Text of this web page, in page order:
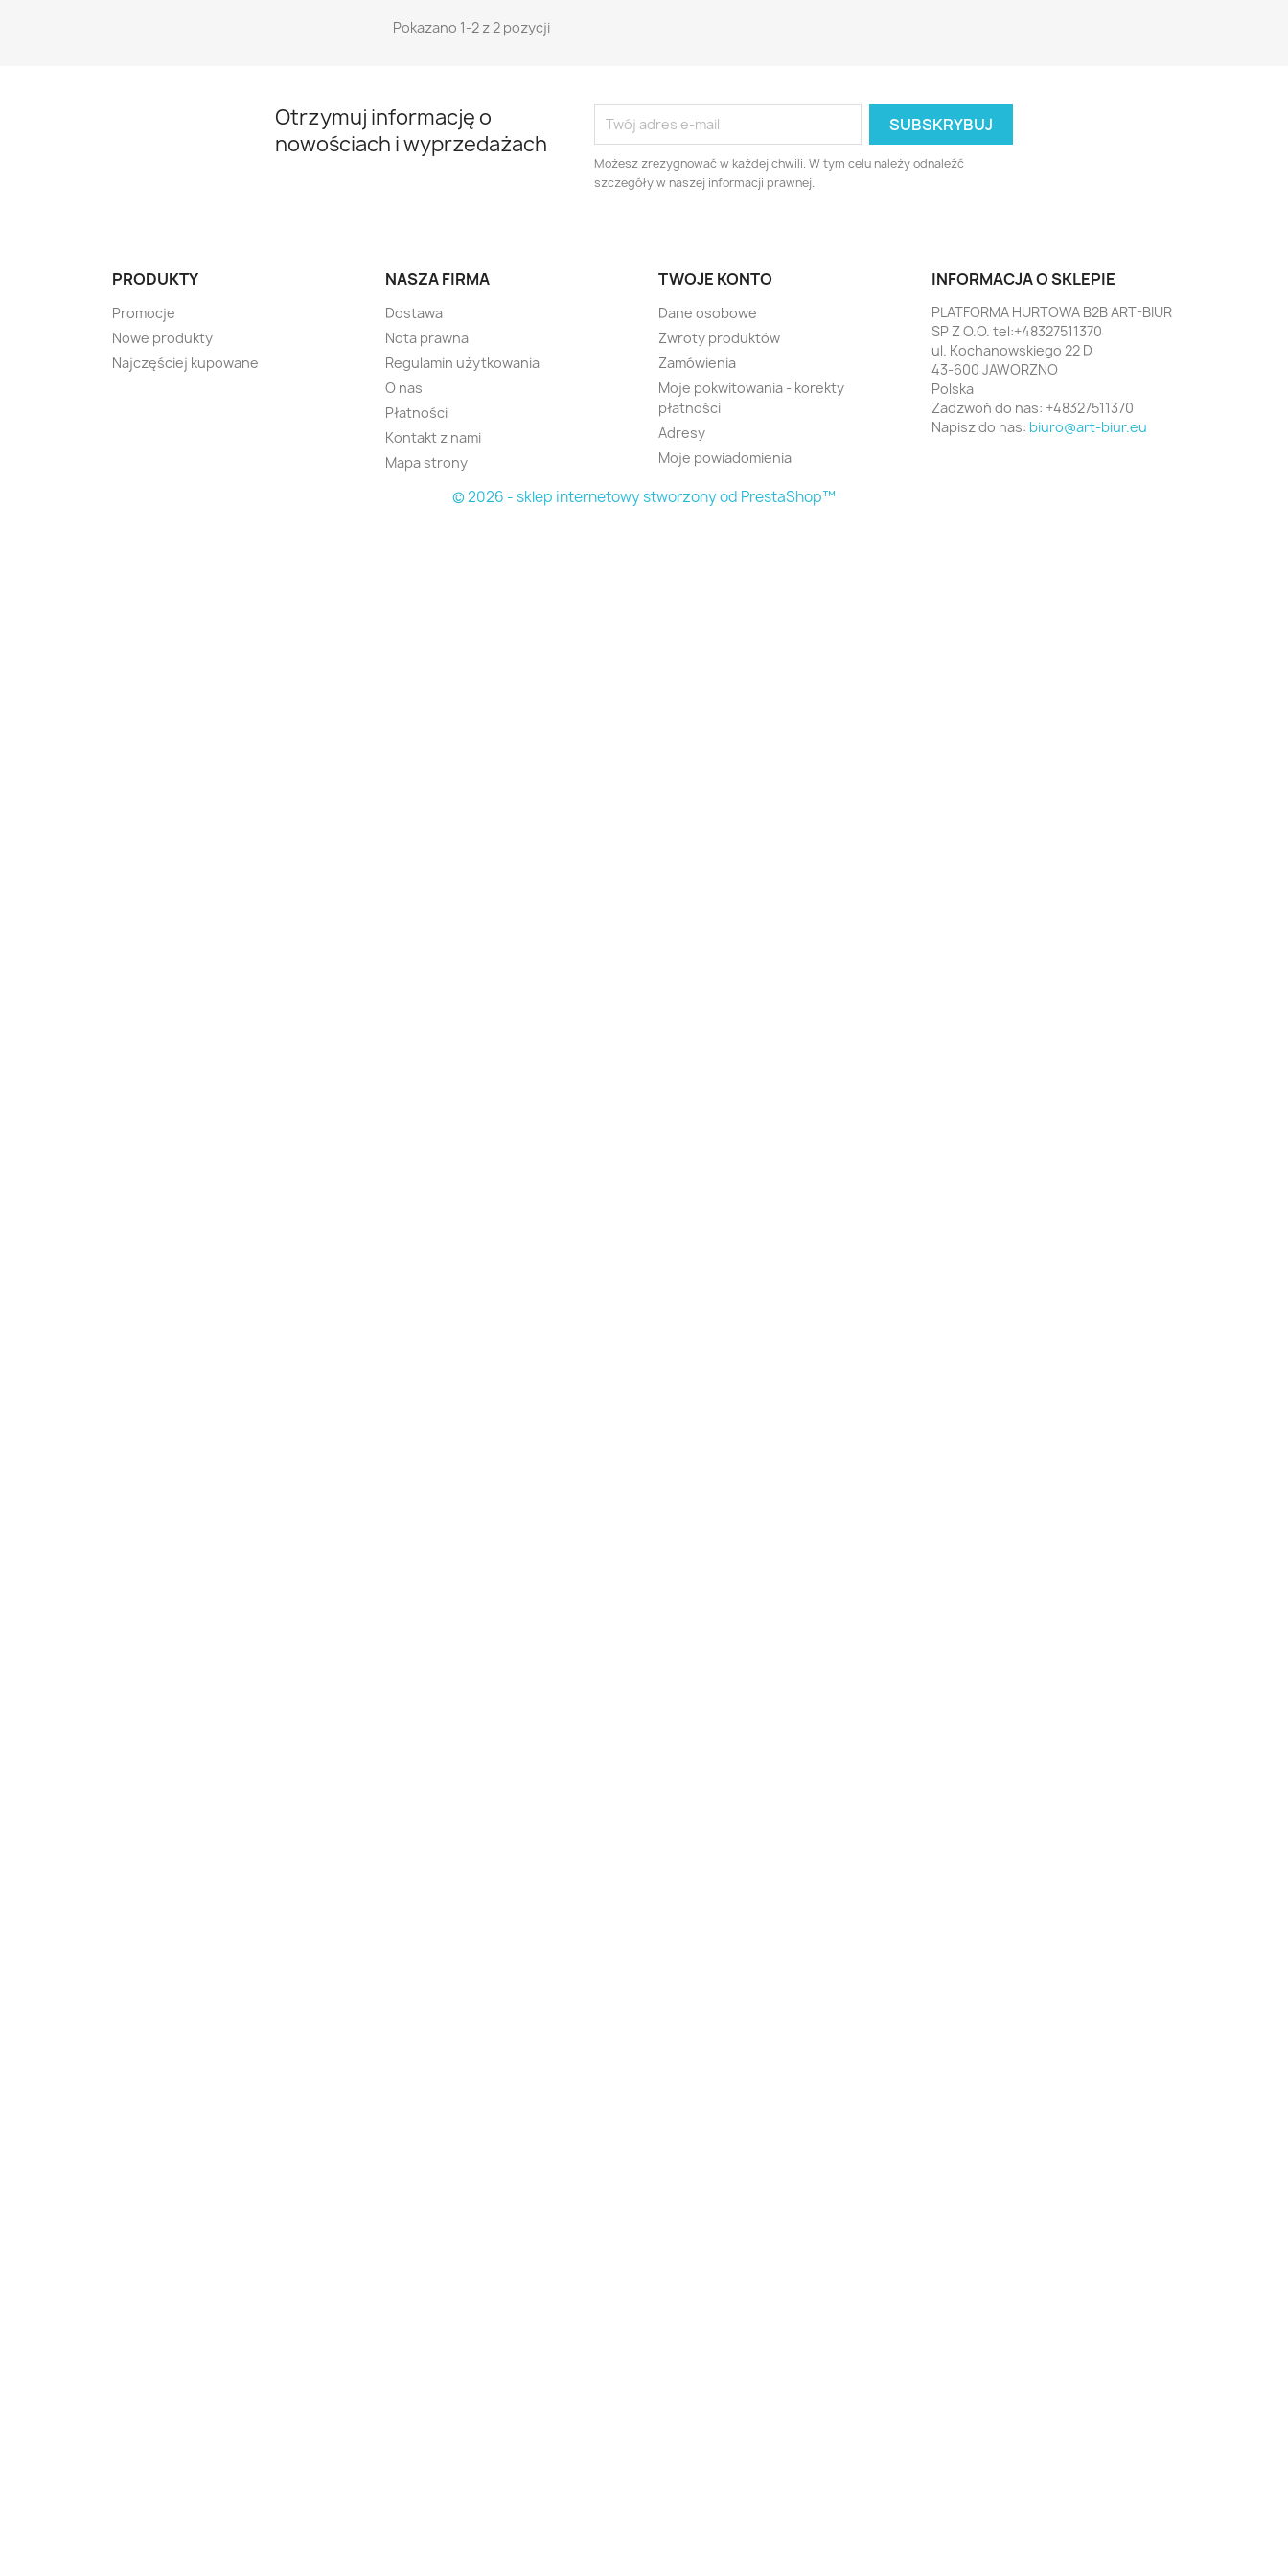
Pokazano 1-2 z 2 pozycji
Otrzymuj informację o
nowościach i wyprzedażach
Możesz zrezygnować w każdej chwili. W tym celu należy odnaleźć
szczegóły w naszej informacji prawnej.
PRODUKTY
Promocje
Nowe produkty
Najczęściej kupowane
NASZA FIRMA
Dostawa
Nota prawna
Regulamin użytkowania
O nas
Płatności
Kontakt z nami
Mapa strony
TWOJE KONTO
Dane osobowe
Zwroty produktów
Zamówienia
Moje pokwitowania - korekty
płatności
Adresy
Moje powiadomienia
INFORMACJA O SKLEPIE
PLATFORMA HURTOWA B2B ART-BIUR
SP Z O.O. tel:+48327511370
ul. Kochanowskiego 22 D
43-600 JAWORZNO
Polska
Zadzwoń do nas: +48327511370
Napisz do nas: biuro@art-biur.eu
© 2026 - sklep internetowy stworzony od PrestaShop™